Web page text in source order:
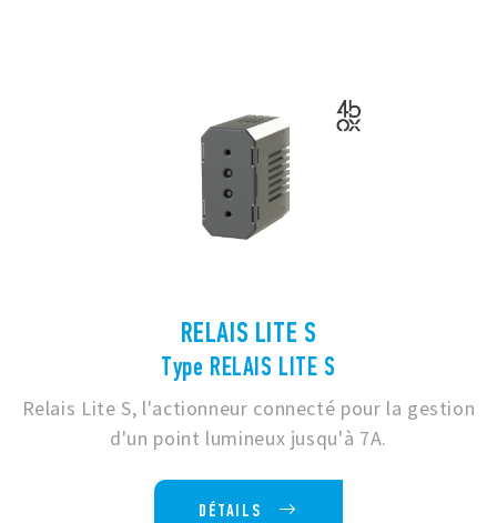
RELAIS LITE S
Type RELAIS LITE S
Relais Lite S, l'actionneur connecté pour la gestion
d'un point lumineux jusqu'à 7A.
DÉTAILS